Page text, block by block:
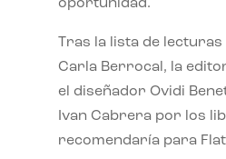
oportunidad.
Tras la lista de
Carla Berrocal, la
el diseñador Ovidi
Ivan Cabrera por los
recomendaría para